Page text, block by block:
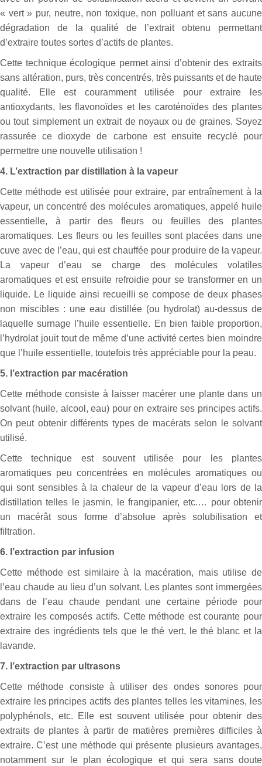
« vert » pur, neutre, non toxique, non polluant et sans aucune
dégradation de la qualité de l’extrait obtenu permettant
d’extraire toutes sortes d’actifs de plantes.
Cette technique écologique permet ainsi d’obtenir des extraits
sans altération, purs, très concentrés, très puissants et de haute
qualité. Elle est couramment utilisée pour extraire les
antioxydants, les flavonoïdes et les caroténoïdes des plantes
ou tout simplement un extrait de noyaux ou de graines. Soyez
rassurée ce dioxyde de carbone est ensuite recyclé pour
permettre une nouvelle utilisation !
4. L’extraction par distillation à la vapeur
Cette méthode est utilisée pour extraire, par entraînement à la
vapeur, un concentré des molécules aromatiques, appelé huile
essentielle, à partir des fleurs ou feuilles des plantes
aromatiques. Les fleurs ou les feuilles sont placées dans une
cuve avec de l’eau, qui est chauffée pour produire de la vapeur.
La vapeur d’eau se charge des molécules volatiles
aromatiques et est ensuite refroidie pour se transformer en un
liquide. Le liquide ainsi recueilli se compose de deux phases
non miscibles : une eau distillée (ou hydrolat) au-dessus de
laquelle surnage l’huile essentielle. En bien faible proportion,
l’hydrolat jouit tout de même d’une activité certes bien moindre
que l’huile essentielle, toutefois très appréciable pour la peau.
5. l’extraction par macération
Cette méthode consiste à laisser macérer une plante dans un
solvant (huile, alcool, eau) pour en extraire ses principes actifs.
On peut obtenir différents types de macérats selon le solvant
utilisé.
Cette technique est souvent utilisée pour les plantes
aromatiques peu concentrées en molécules aromatiques ou
qui sont sensibles à la chaleur de la vapeur d’eau lors de la
distillation telles le jasmin, le frangipanier, etc.… pour obtenir
un macérât sous forme d’absolue après solubilisation et
filtration.
6. l’extraction par infusion
Cette méthode est similaire à la macération, mais utilise de
l’eau chaude au lieu d’un solvant. Les plantes sont immergées
dans de l’eau chaude pendant une certaine période pour
extraire les composés actifs. Cette méthode est courante pour
extraire des ingrédients tels que le thé vert, le thé blanc et la
lavande.
7. l’extraction par ultrasons
Cette méthode consiste à utiliser des ondes sonores pour
extraire les principes actifs des plantes telles les vitamines, les
polyphénols, etc. Elle est souvent utilisée pour obtenir des
extraits de plantes à partir de matières premières difficiles à
extraire. C’est une méthode qui présente plusieurs avantages,
notamment sur le plan écologique et qui sera sans doute